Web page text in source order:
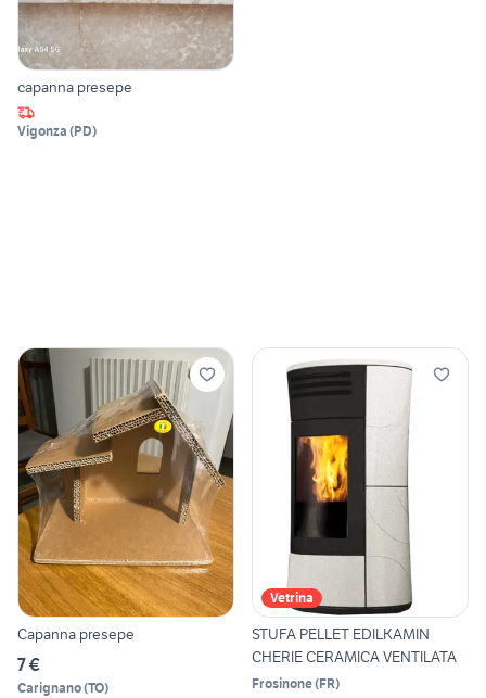
capanna presepe
Vigonza (PD)
Capanna presepe
7 €
Carignano(TO)
Vetrina
STUFA PELLET EDILKAMIN
CHERIE CERAMICA VENTILATA
Frosinone(FR)